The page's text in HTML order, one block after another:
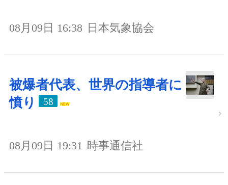
08月09日 16:38 日本気象協会
被爆者代表、世界の指導者に
憤り
58
08月09日 19:31 時事通信社